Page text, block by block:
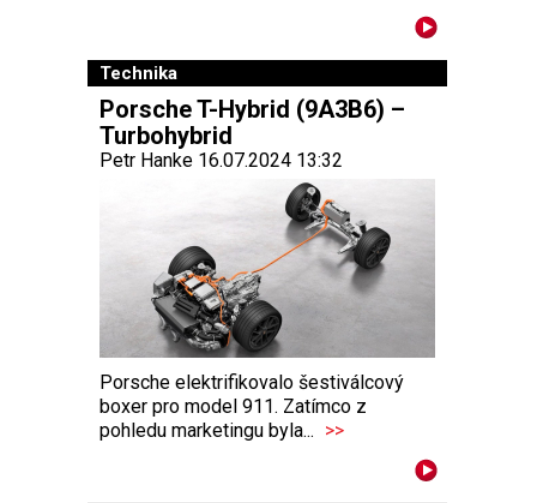
Technika
Porsche T-Hybrid (9A3B6) –
Turbohybrid
Petr Hanke 16.07.2024 13:32
Porsche elektrifikovalo šestiválcový
boxer pro model 911. Zatímco z
pohledu marketingu byla... >>